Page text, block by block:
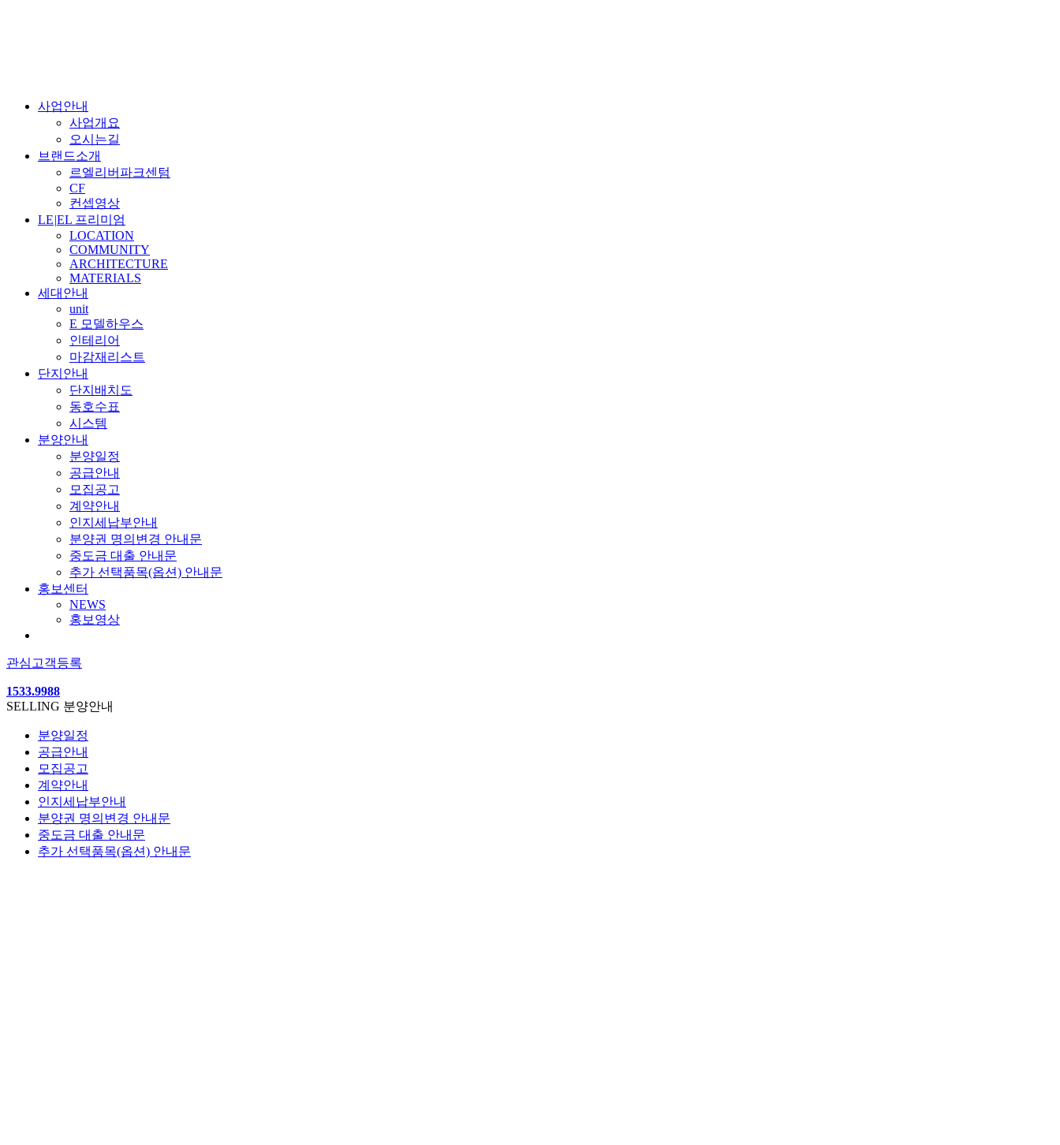
사업안내
사업개요
오시는길
브랜드소개
르엘리버파크센텀
CF
컨셉영상
LE|EL 프리미엄
LOCATION
COMMUNITY
ARCHITECTURE
MATERIALS
세대안내
unit
E 모델하우스
인테리어
마감재리스트
단지안내
단지배치도
동호수표
시스템
분양안내
분양일정
공급안내
모집공고
계약안내
인지세납부안내
분양권 명의변경 안내문
중도금 대출 안내문
추가 선택품목(옵션) 안내문
홍보센터
NEWS
홍보영상
관심고객등록
1533.9988
SELLING 분양안내
분양일정
공급안내
모집공고
계약안내
인지세납부안내
분양권 명의변경 안내문
중도금 대출 안내문
추가 선택품목(옵션) 안내문